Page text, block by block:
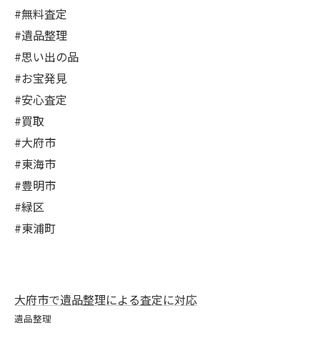
#無料査定
#遺品整理
#思い出の品
#お宝発見
#安心査定
#買取
#大府市
#東海市
#豊明市
#緑区
#東浦町
大府市で遺品整理による査定に対応
遺品整理